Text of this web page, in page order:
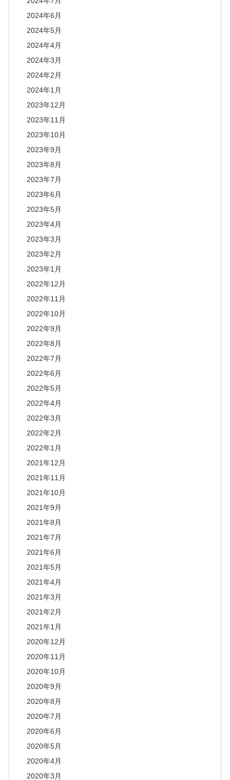
2024年6月
2024年5月
2024年4月
2024年3月
2024年2月
2024年1月
2023年12月
2023年11月
2023年10月
2023年9月
2023年8月
2023年7月
2023年6月
2023年5月
2023年4月
2023年3月
2023年2月
2023年1月
2022年12月
2022年11月
2022年10月
2022年9月
2022年8月
2022年7月
2022年6月
2022年5月
2022年4月
2022年3月
2022年2月
2022年1月
2021年12月
2021年11月
2021年10月
2021年9月
2021年8月
2021年7月
2021年6月
2021年5月
2021年4月
2021年3月
2021年2月
2021年1月
2020年12月
2020年11月
2020年10月
2020年9月
2020年8月
2020年7月
2020年6月
2020年5月
2020年4月
2020年3月